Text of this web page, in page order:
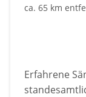
ca. 65 km
Erfahrene